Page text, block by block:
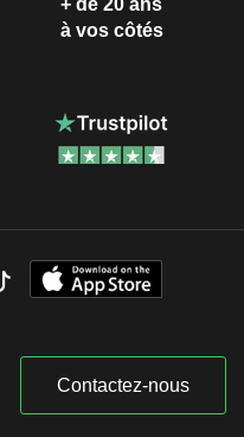
à vos côtés
Contactez-nous